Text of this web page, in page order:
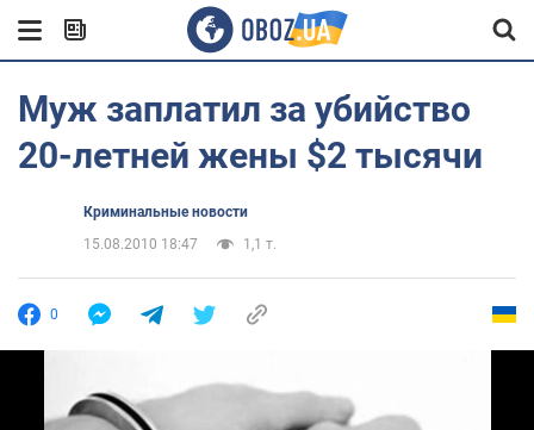
Муж заплатил за убийство
20-летней жены $2 тысячи
Криминальные новости
15.08.2010 18:47
1,1 т.
0